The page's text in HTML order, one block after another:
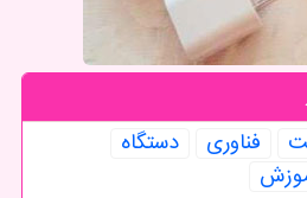
فناوری
دستگاه